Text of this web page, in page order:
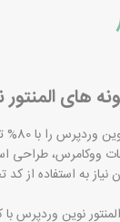
را با 80% تخفیف بخرید
ووکامرس، طراحی
نیاز به استفاده از
نوین وردپرس